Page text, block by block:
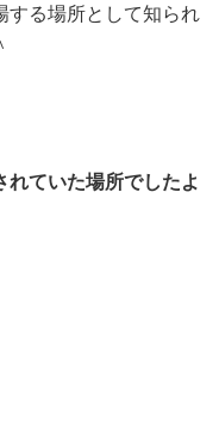
する場所として知られ
れていた場所でしたよ